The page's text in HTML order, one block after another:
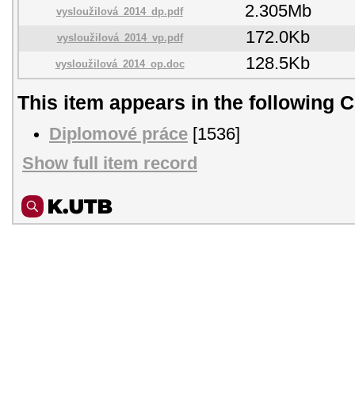
vysloužilová_2014_dp.pdf
2.305Mb
vysloužilová_2014_vp.pdf 172.0Kb
vysloužilová_2014_op.doc 128.5Kb
This item appears in the following
Diplomové práce [1536]
Show full item record